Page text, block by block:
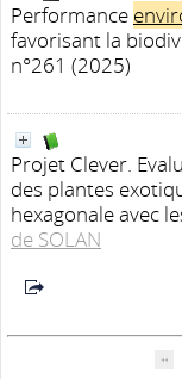
Performance
favorisant la
n°261 (2025)
Projet Clever.
des plantes
hexagonale avec
de SOLAN